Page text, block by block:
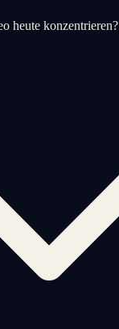
heute konzentrieren?